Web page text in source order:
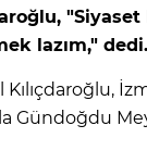
lazım," dedi.
Kılıçdaroğlu,
Gündoğdu